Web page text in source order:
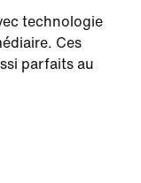
technologie
Ces
parfaits au